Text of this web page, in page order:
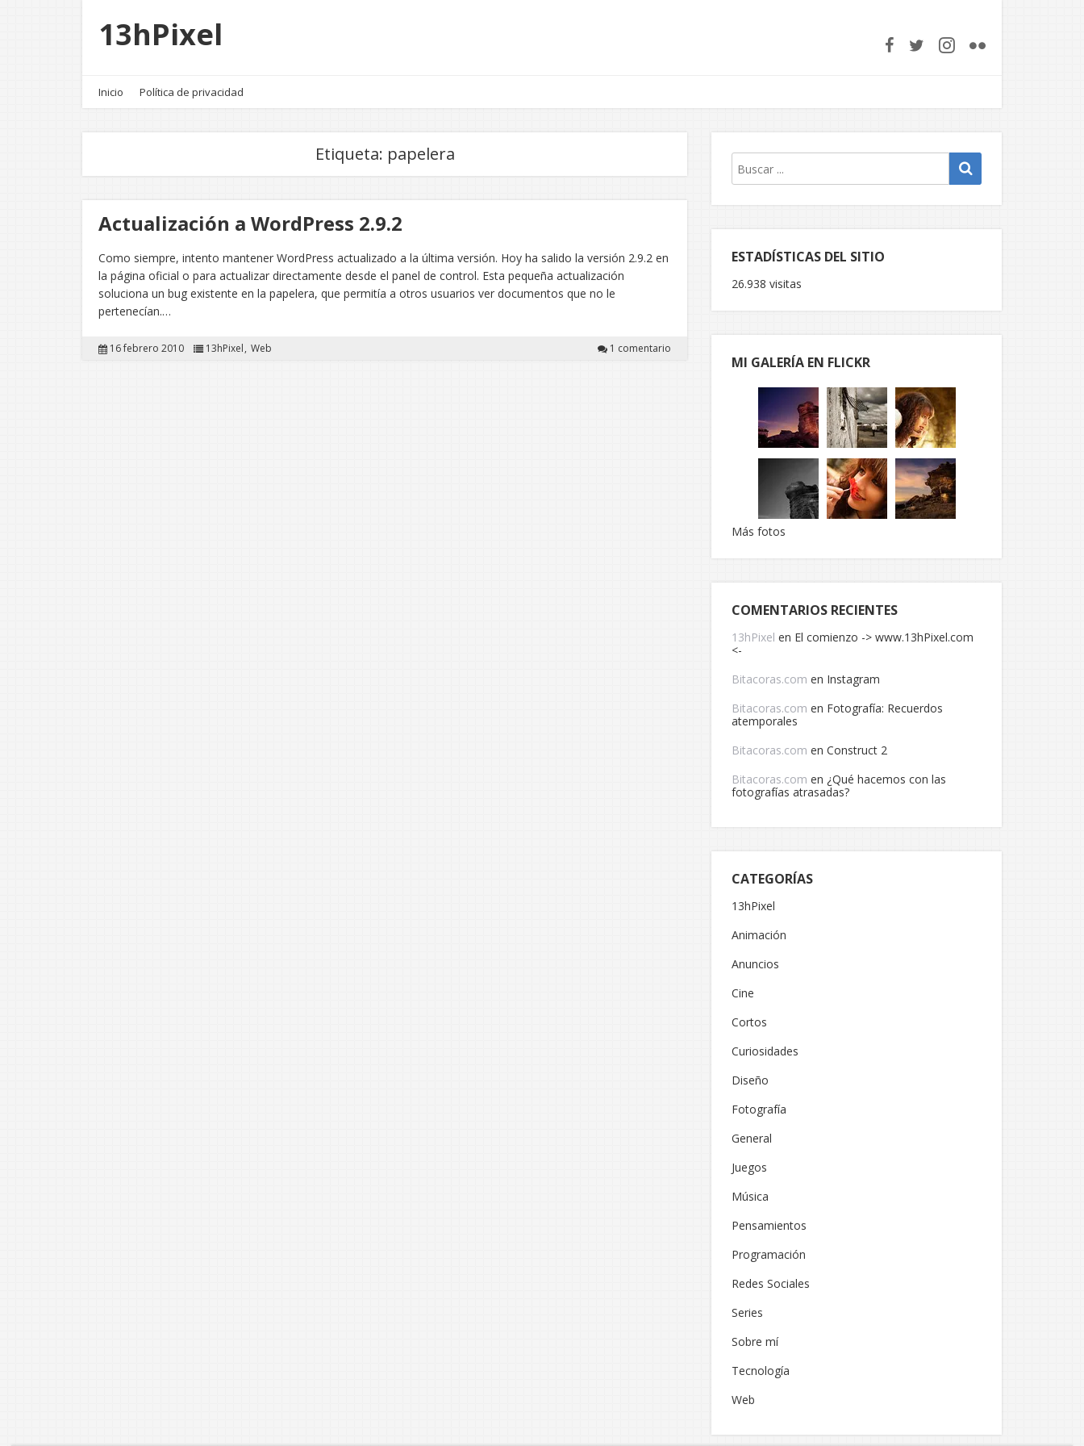
13hPixel
Inicio Política de privacidad
Etiqueta: papelera
Actualización a WordPress 2.9.2
Como siempre, intento mantener WordPress actualizado a la última versión. Hoy ha salido la versión 2.9.2 en
la página oficial o para actualizar directamente desde el panel de control. Esta pequeña actualización
soluciona un bug existente en la papelera, que permitía a otros usuarios ver documentos que no le
pertenecían.…
16 febrero 2010 13hPixel Web 1 comentario
ESTADÍSTICAS DEL SITIO
26.938 visitas
MI GALERÍA EN FLICKR
Más fotos
COMENTARIOS RECIENTES
13hPixel en El comienzo -> www.13hPixel.com
<-
Bitacoras.com en Instagram
Bitacoras.com en Fotografía: Recuerdos
atemporales
Bitacoras.com en Construct 2
Bitacoras.com en ¿Qué hacemos con las
fotografías atrasadas?
CATEGORÍAS
13hPixel
Animación
Anuncios
Cine
Cortos
Curiosidades
Diseño
Fotografía
General
Juegos
Música
Pensamientos
Programación
Redes Sociales
Series
Sobre mí
Tecnología
Web